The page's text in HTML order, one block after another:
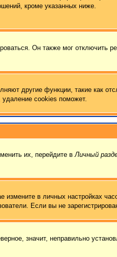
кроме указанных ниже.
Он также мог отключить
другие функции, такие как
cookies поможет.
их, перейдите вЛичный
в личных настройках
Если вы не
значит, неправильно